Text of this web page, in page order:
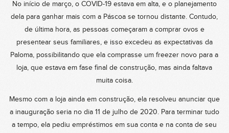
No início de março, o COVID-19 estava em alta, e o planejamento
dela para ganhar mais com a Páscoa se tornou distante. Contudo,
de última hora, as pessoas começaram a comprar ovos e
presentear seus familiares, e isso excedeu as expectativas da
Paloma, possibilitando que ela comprasse um freezer novo para a
loja, que estava em fase final de construção, mas ainda faltava
muita coisa.
Mesmo com a loja ainda em construção, ela resolveu anunciar que
a inauguração seria no dia 11 de julho de 2020. Para terminar tudo
a tempo, ela pediu empréstimos em sua conta e na conta de seu